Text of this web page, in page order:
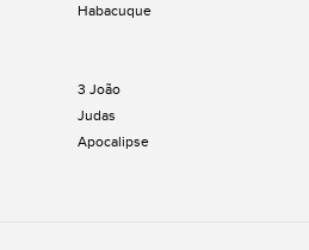
Habacuque
3 João
Judas
Apocalipse